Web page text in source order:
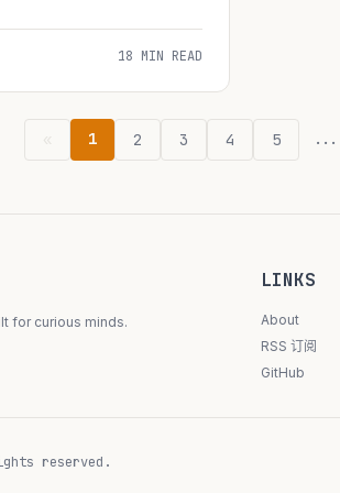
18 MIN READ
1 2 3 4 5 ...
for curious minds.
LINKS
About
RSS 订阅
GitHub
reserved.